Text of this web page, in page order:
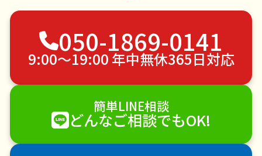
ベランダ掃除
不用品回収
ゴミ屋敷片付け
植木の剪定
植木の伐採
手すり取り付け
エアコンクリーニング
DIY・日曜大工
ハウスクリーニング
雪かき・雪下ろし
電球交換
襖（ふすま）の張替え
空き家管理
各種代行
害獣駆除
防草シート施工
ナメクジ駆除
050-1869-0141
9:00〜19:00 年中無休365日対応
簡単LINE相談
どんなご相談でもOK!